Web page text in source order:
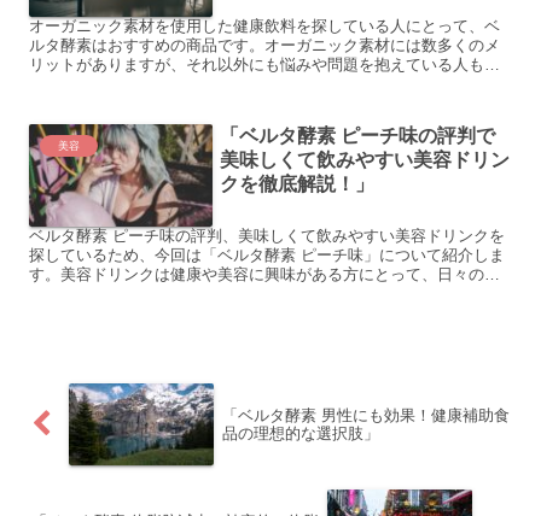
オーガニック素材を使用した健康飲料を探している人にとって、ベ
ルタ酵素はおすすめの商品です。オーガニック素材には数多くのメ
リットがありますが、それ以外にも悩みや問題を抱えている人もい
美容
「ベルタ酵素 ピーチ味の評判で
美味しくて飲みやすい美容ドリン
クを徹底解説！」
ベルタ酵素 ピーチ味の評判、美味しくて飲みやすい美容ドリンクを
探しているため、今回は「ベルタ酵素 ピーチ味」について紹介しま
す。美容ドリンクは健康や美容に興味がある方にとって、日々の美
「ベルタ酵素 男性にも効果！健康補助食
品の理想的な選択肢」